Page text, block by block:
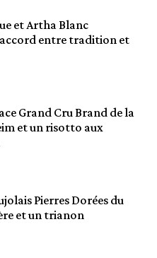
et Artha Blanc
accord entre tradition et
Grand Cru Brand de la
et un risotto aux
Pierres Dorées du
et un trianon